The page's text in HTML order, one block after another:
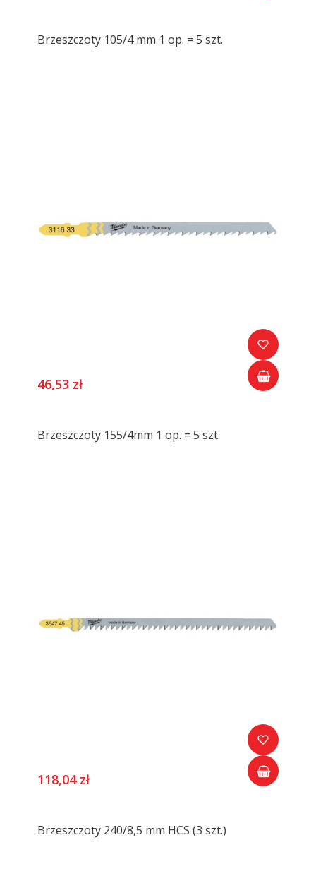
Brzeszczoty 105/4 mm 1 op. = 5 szt.
46,53 zł
Brzeszczoty 155/4mm 1 op. = 5 szt.
118,04 zł
Brzeszczoty 240/8,5 mm HCS (3 szt.)